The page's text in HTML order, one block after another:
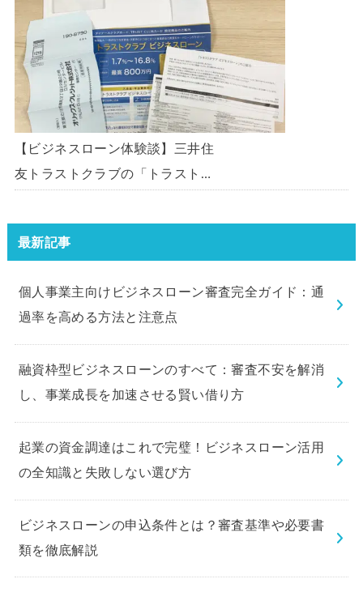
「オリコビジネスサポートプラ
ン」を使う方法がないか、問い合
わせてみた。
【ビジネスローン体験談】三井住
友トラストクラブの「トラストク
験してみました。
最新記事
個人事業主向けビジネスローン審査完全ガイド：通
過率を高める方法と注意点
融資枠型ビジネスローンのすべて：審査不安を解消
し、事業成長を加速させる賢い借り方
起業の資金調達はこれで完璧！ビジネスローン活用
の全知識と失敗しない選び方
ビジネスローンの申込条件とは？審査基準や必要書
類を徹底解説